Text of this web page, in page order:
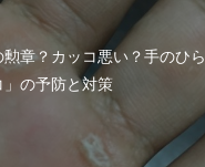
章？カッコ悪い？手のひら
」の予防と対策